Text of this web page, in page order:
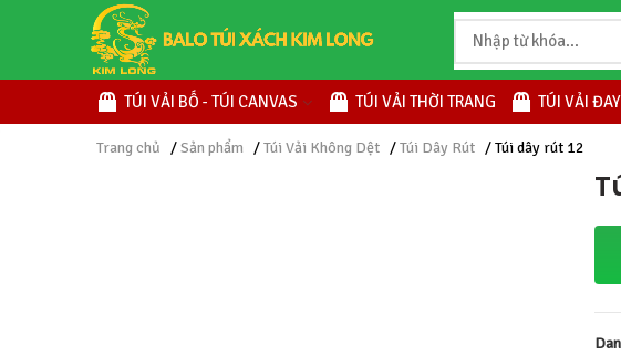
TÚI VẢI BỐ - TÚI CANVAS TÚI VẢI THỜI TRANG TÚI VẢI ĐAY
Trang chủ /Sản phẩm /Túi Vải Không Dệt /Túi Dây Rút / Túi dây rút 12